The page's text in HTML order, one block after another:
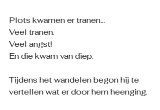
Plots kwamen er tranen…
Veel tranen.
Veel angst!
En die kwam van diep.
Tijdens het wandelen begon hij te
vertellen wat er door hem heenging.